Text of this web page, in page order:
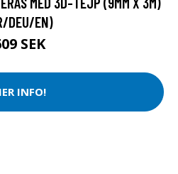
DEU/EN)
SEK
INFO!